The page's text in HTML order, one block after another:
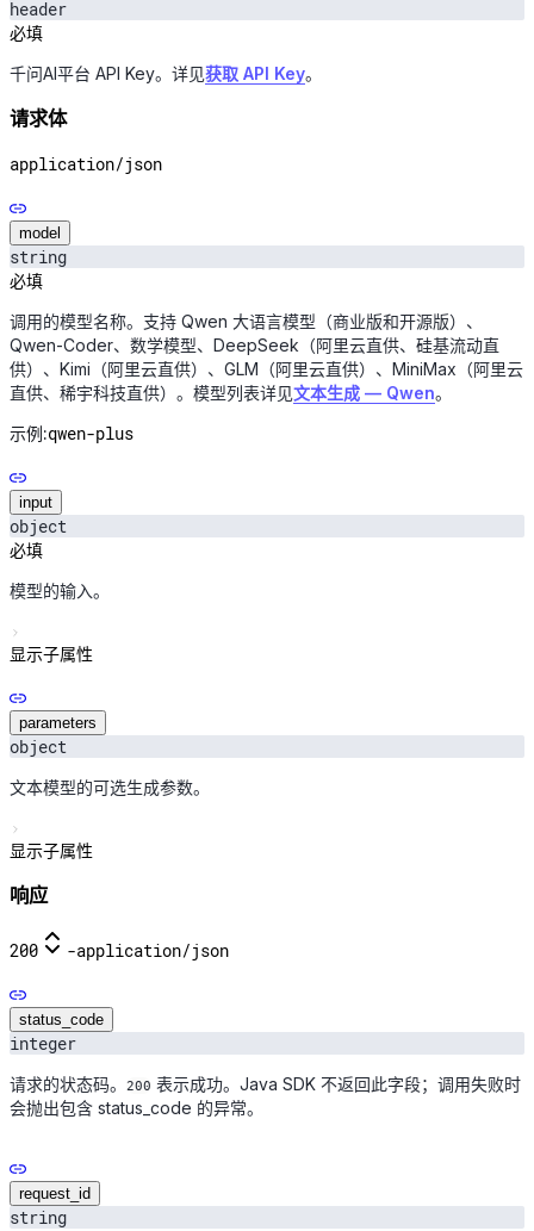
header
必填
千问AI平台 API Key。详见获取 API Key。
请求体
application/json
model
string
必填
调用的模型名称。支持 Qwen 大语言模型（商业版和开源版）、
Qwen-Coder、数学模型、DeepSeek（阿里云直供、硅基流动直
供）、Kimi（阿里云直供）、GLM（阿里云直供）、MiniMax（阿里云
直供、稀宇科技直供）。模型列表详见文本生成 — Qwen。
示例:qwen-plus
input
object
必填
模型的输入。
显示子属性
parameters
object
文本模型的可选生成参数。
显示子属性
响应
200 -application/json
status_code
integer
请求的状态码。 200 表示成功。Java SDK 不返回此字段；调用失败时
会抛出包含 status_code 的异常。
request_id
string